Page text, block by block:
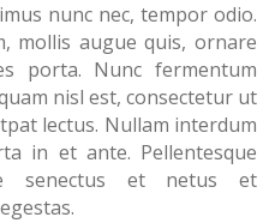
nunc nec, tempor odio.
mollis augue quis, ornare
porta. Nunc fermentum
nisl est, consectetur ut
lectus. Nullam interdum
in et ante. Pellentesque
senectus et netus et